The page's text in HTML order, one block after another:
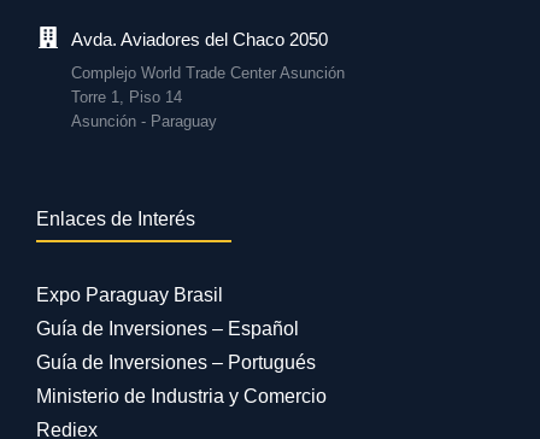
Avda. Aviadores del Chaco 2050
Complejo World Trade Center Asunción
Torre 1, Piso 14
Asunción - Paraguay
Enlaces de Interés
Expo Paraguay Brasil
Guía de Inversiones – Español
Guía de Inversiones – Portugués
Ministerio de Industria y Comercio
Rediex